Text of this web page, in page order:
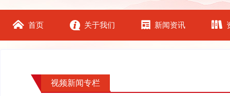
首页 关于我们 新闻资讯
视频新闻专栏